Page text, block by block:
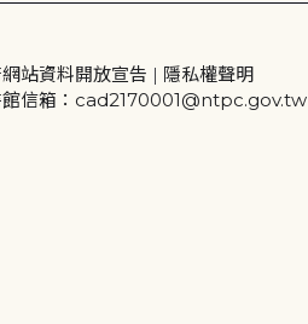
站資料開放宣告 | 隱私權聲明
館信箱：cad2170001@ntpc.gov.tw